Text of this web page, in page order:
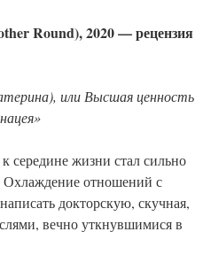
Round), 2020 — рецензия
или Высшая ценность
середине жизни стал сильно
Охлаждение отношений с
докторскую, скучная,
вечно уткнувшимися в